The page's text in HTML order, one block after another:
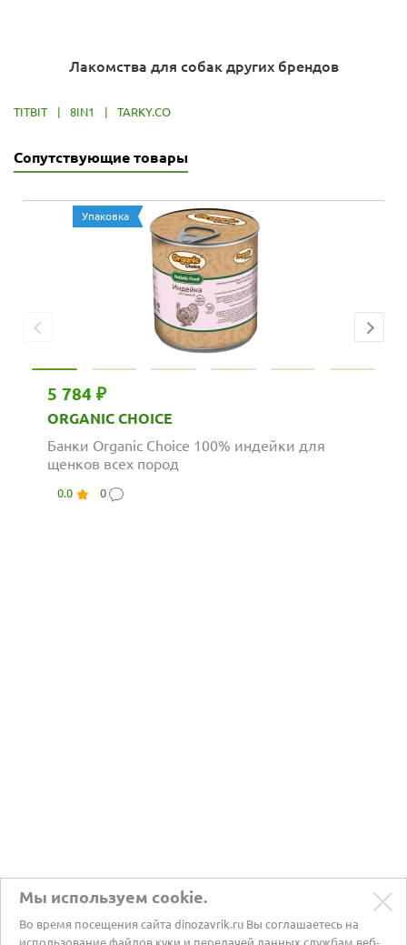
Лакомства для собак других брендов
TITBIT | 8IN1 | TARKY.CO
Сопутствующие товары
Упаковка
5 784 ₽
ORGANIC CHOICE
Банки Organic Choice 100% индейки для
щенков всех пород
0.0 0
Мы используем cookie.
Во время посещения сайта dinozavrik.ru Вы соглашаетесь на
использование файлов куки и передачей данных службам веб-